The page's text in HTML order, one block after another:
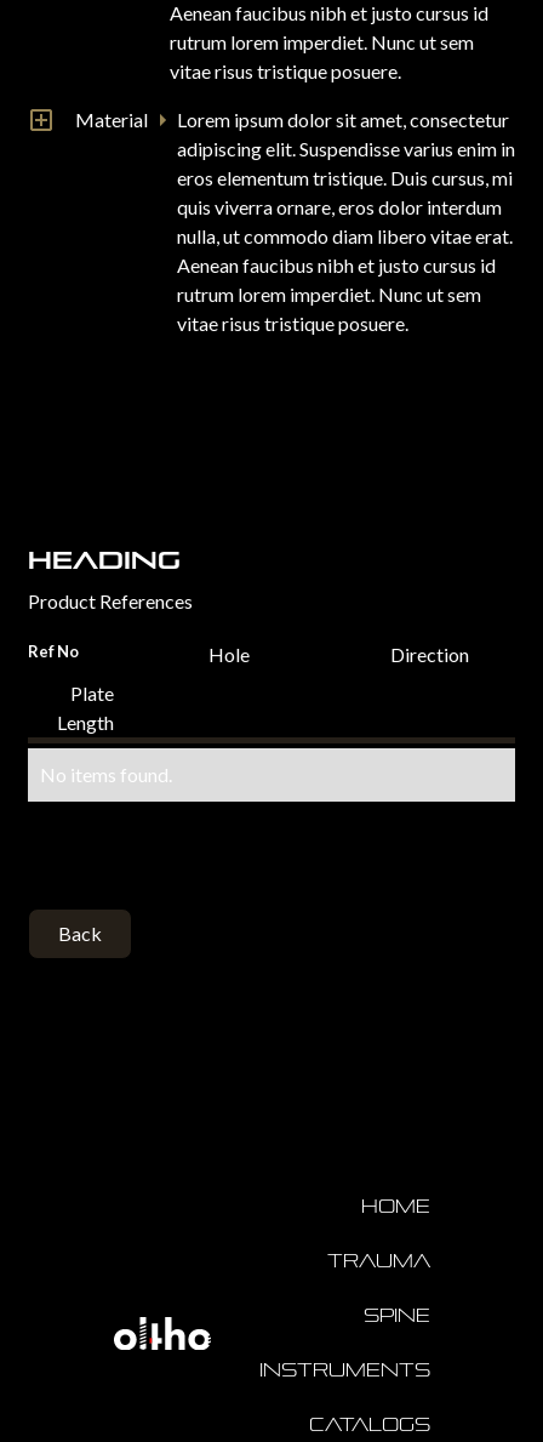
Aenean faucibus nibh et justo cursus id
rutrum lorem imperdiet. Nunc ut sem
vitae risus tristique posuere.
Material
Lorem ipsum dolor sit amet, consectetur
adipiscing elit. Suspendisse varius enim in
eros elementum tristique. Duis cursus, mi
quis viverra ornare, eros dolor interdum
nulla, ut commodo diam libero vitae erat.
Aenean faucibus nibh et justo cursus id
rutrum lorem imperdiet. Nunc ut sem
vitae risus tristique posuere.
Heading
Product References
Ref No Hole
Direction
Plate
Length
No items found.
Back
Home
Trauma
Spine
Instruments
Catalogs